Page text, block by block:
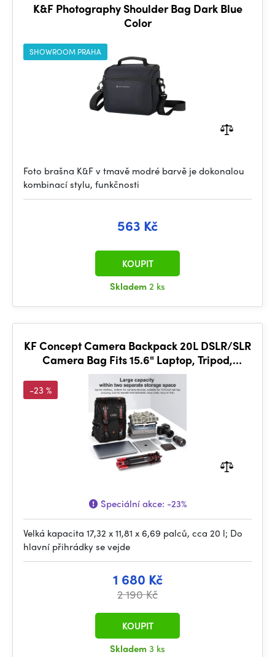
K&F Photography Shoulder Bag Dark Blue
Color
SHOWROOM PRAHA
Foto brašna K&F v tmavě modré barvě je dokonalou
kombinací stylu, funkčnosti
563 Kč
Skladem2 ks
KOUPIT
KF Concept Camera Backpack 20L DSLR/SLR
Camera Bag Fits 15.6" Laptop, Tripod,
Waterproof Outdoor (Dark brown)
-23 %
Speciální akce: -23%
Velká kapacita 17,32 x 11,81 x 6,69 palců, cca 20 l; Do
hlavní přihrádky se vejde
1 680 Kč
2 190 Kč
Skladem3 ks
KOUPIT